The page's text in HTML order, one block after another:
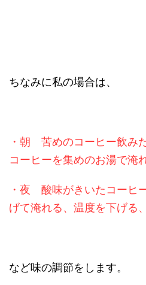
ちなみに私の場合は、
・朝 苦めのコーヒー飲み
コーヒーを集めのお湯で淹
・夜 酸味がきいたコーヒ
げて淹れる、温度を下げる
など味の調節をします。